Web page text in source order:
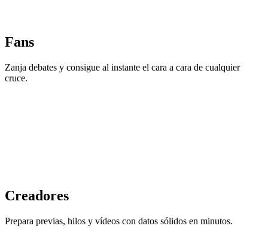
Fans
Zanja debates y consigue al instante el cara a cara de cualquier
cruce.
Creadores
Prepara previas, hilos y vídeos con datos sólidos en minutos.